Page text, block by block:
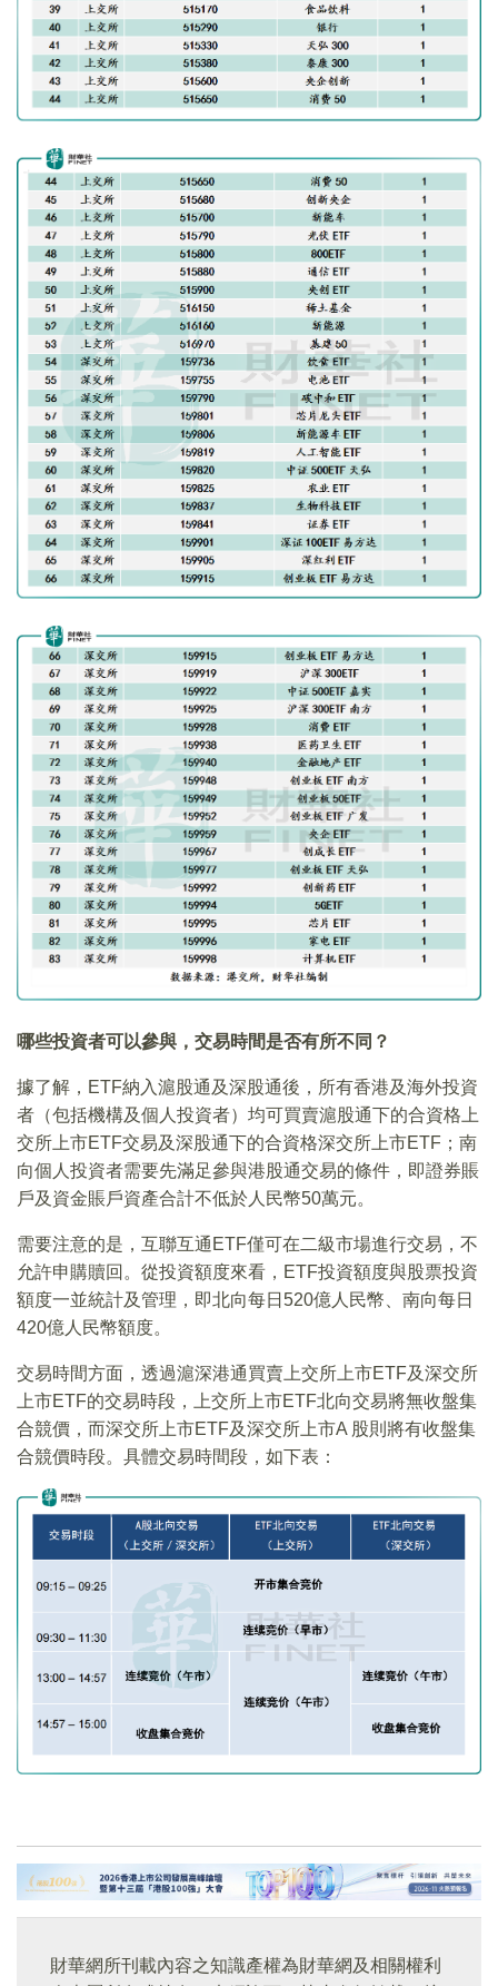
哪些投資者可以參與，交易時間是否有所不同？
據了解，ETF納入滬股通及深股通後，所有香港及海外投資
者（包括機構及個人投資者）均可買賣滬股通下的合資格上
交所上市ETF交易及深股通下的合資格深交所上市ETF；南
向個人投資者需要先滿足參與港股通交易的條件，即證券賬
戶及資金賬戶資產合計不低於人民幣50萬元。
需要注意的是，互聯互通ETF僅可在二級市場進行交易，不
允許申購贖回。從投資額度來看，ETF投資額度與股票投資
額度一並統計及管理，即北向每日520億人民幣、南向每日
420億人民幣額度。
交易時間方面，透過滬深港通買賣上交所上市ETF及深交所
上市ETF的交易時段，上交所上市ETF北向交易將無收盤集
合競價，而深交所上市ETF及深交所上市A 股則將有收盤集
合競價時段。具體交易時間段，如下表：
財華網所刊載內容之知識產權為財華網及相關權利